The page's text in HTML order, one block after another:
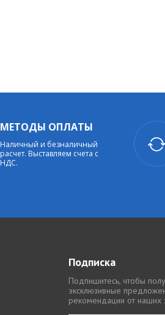
МЕТОДЫ ОПЛАТЫ
Наличный и безналичный
расчет. Выставляем счета с
НДС.
Подписка
Подпишитесь, чтобы
эксклюзивные
рекомендации от наших